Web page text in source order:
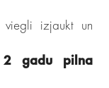
izjaukt un
2 gadu pilna